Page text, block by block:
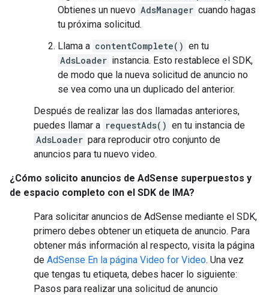
Obtienes un nuevo AdsManager cuando hagas
tu próxima solicitud.
Llama a contentComplete() en tu
AdsLoader instancia. Esto restablece el SDK,
de modo que la nueva solicitud de anuncio no
se vea como una un duplicado del anterior.
Después de realizar las dos llamadas anteriores,
puedes llamar a requestAds() en tu instancia de
AdsLoader para reproducir otro conjunto de
anuncios para tu nuevo video.
¿Cómo solicito anuncios de AdSense superpuestos y
de espacio completo con el SDK de IMA?
Para solicitar anuncios de AdSense mediante el SDK,
primero debes obtener un etiqueta de anuncio. Para
obtener más información al respecto, visita la página
de AdSense En la página Video for Video. Una vez
que tengas tu etiqueta, debes hacer lo siguiente:
Pasos para realizar una solicitud de anuncio